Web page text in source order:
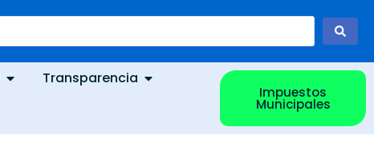
Transparencia
Impuestos
Municipales